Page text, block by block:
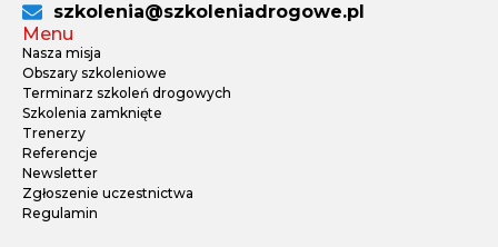
szkolenia@szkoleniadrogowe.pl
Menu
Nasza misja
Obszary szkoleniowe
Terminarz szkoleń drogowych
Szkolenia zamknięte
Trenerzy
Referencje
Newsletter
Zgłoszenie uczestnictwa
Regulamin